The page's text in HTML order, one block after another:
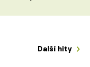
Další hity